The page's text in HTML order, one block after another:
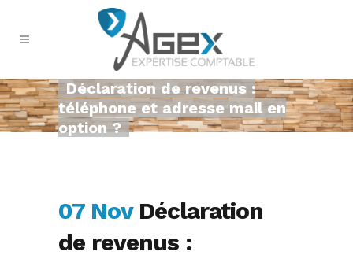
Déclaration de revenus :
téléphone et adresse mail en
option ?
07 NovDéclaration
de revenus :